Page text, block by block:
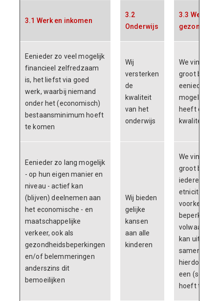
3.1 Werk en inkomen
3.2
Onderwijs
3.3 Welzijn,
Eenieder zo veel mogelijk
financieel zelfredzaam
is, het liefst via goed
werk, waarbij niemand
onder het (economisch)
bestaansminimum hoeft
te komen
Wij
versterken
de
kwaliteit
van het
onderwijs
We vinden
groot
eenieder zo
mogelijk
heeft op
kwaliteit
Eenieder zo lang mogelijk
- op hun eigen manier en
niveau - actief kan
(blijven) deelnemen aan
het economische - en
maatschappelijke
verkeer, ook als
gezondheidsbeperkingen
en/of belemmeringen
anderszins dit
bemoeilijken
Wij bieden
gelijke
kansen
aan alle
kinderen
We vinden
groot
iedereen,
etniciteit,
voorkeur,
beperking,
volwaardige
kan
hierdoor
een
hoeft te